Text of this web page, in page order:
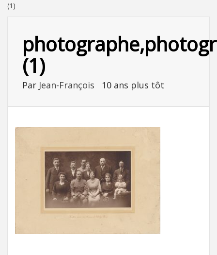
(1)
(1)
Par Jean-François 10 ans plus tôt